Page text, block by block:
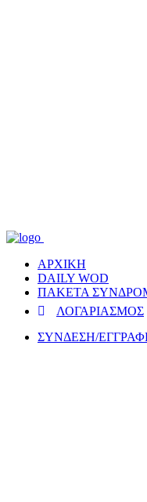
ΑΡΧΙΚΗ
DAILY WOD
ΠΑΚΕΤΑ
ΛΟΓΑΡΙΑΣΜΟΣ
ΣΥΝΔΕΣΗ/